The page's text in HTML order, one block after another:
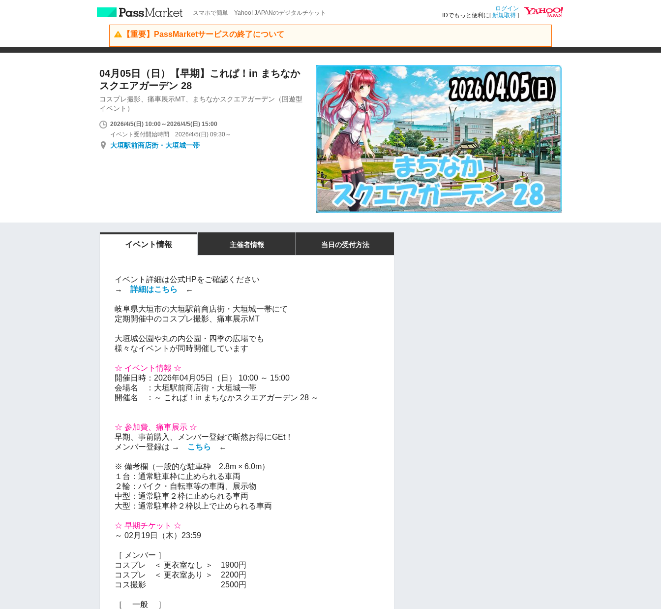
スマホで簡単 Yahoo! JAPANのデジタルチケット
ログイン
IDでもっと便利に[新規取得 ]
【重要】PassMarketサービスの終了について
04月05日（日）【早期】これぱ！in まちなか
スクエアガーデン 28
コスプレ撮影、痛車展示MT、まちなかスクエアガーデン（回遊型
イベント）
2026/4/5(日) 10:00～2026/4/5(日) 15:00
イベント受付開始時間 2026/4/5(日) 09:30～
大垣駅前商店街・大垣城一帯
イベント情報 主催者情報 当日の受付方法
イベント詳細は公式HPをご確認ください
→ 詳細はこちら ←
岐阜県大垣市の大垣駅前商店街・大垣城一帯にて
定期開催中のコスプレ撮影、痛車展示MT
大垣城公園や丸の内公園・四季の広場でも
様々なイベントが同時開催しています
☆ イベント情報 ☆
開催日時：2026年04月05日（日） 10:00 ～ 15:00
会場名 ：大垣駅前商店街・大垣城一帯
開催名 ：～ これぱ！in まちなかスクエアガーデン 28 ～
☆ 参加費、痛車展示 ☆
早期、事前購入、メンバー登録で断然お得にGEt！
メンバー登録は → こちら ←
※ 備考欄（一般的な駐車枠 2.8m × 6.0m）
１台：通常駐車枠に止められる車両
２輪：バイク・自転車等の車両、展示物
中型：通常駐車２枠に止められる車両
大型：通常駐車枠２枠以上で止められる車両
☆ 早期チケット ☆
～ 02月19日（木）23:59
［ メンバー ］
コスプレ ＜ 更衣室なし ＞
1900円
コスプレ ＜ 更衣室あり ＞ 2200円
コス撮影 2500円
［ 一般 ］